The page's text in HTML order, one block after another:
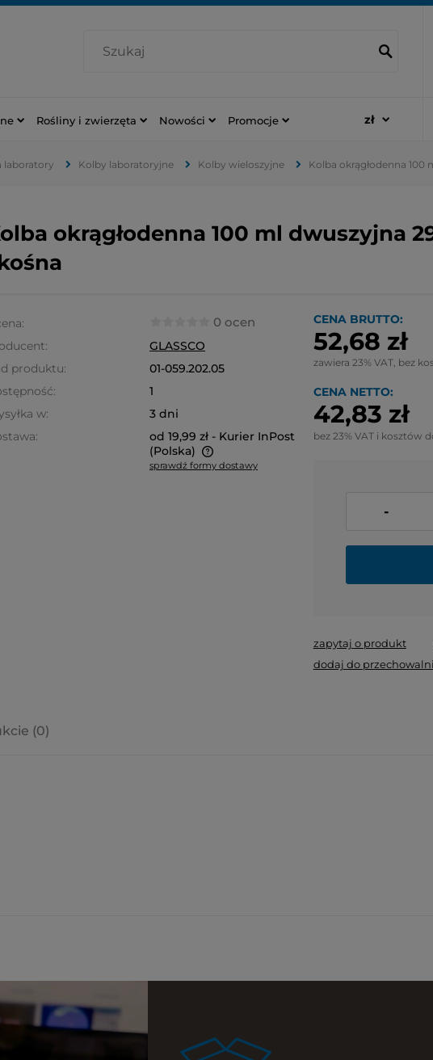
Rośliny i zwierzęta Nowości Promocje
laboratory Kolby laboratoryjne Kolby wieloszyjne Kolba okrągłodenna 100
okrągłodenna 100 ml dwuszyjna
0 ocen
GLASSCO
produktu:
01-059.202.05
1
w:
3 dni
od 19,99 zł - Kurier InPost
(Polska)
sprawdź formy dostawy
CENA BRUTTO:
52,68 zł
zawiera 23% VAT, bez
CENA NETTO:
42,83 zł
bez 23% VAT i kosztów
-
zapytaj o produkt
dodaj do przechowalni
(0)